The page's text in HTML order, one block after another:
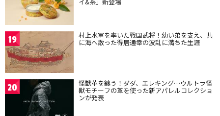
19 村上水軍を率いた戦国武将！幼い弟を支え、共
に海へ散った得居通幸の波乱に満ちた生涯
20 怪獣革を纏う！ダダ、エレキング…ウルトラ怪
獣モチーフの革を使った新アパレルコレクショ
ンが発表